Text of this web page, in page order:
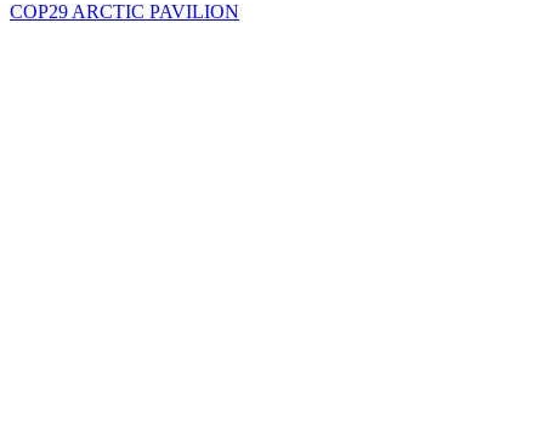
COP29 ARCTIC PAVILION